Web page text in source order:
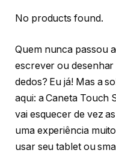
No products found.
Quem nunca passou
escrever ou
dedos? Eu já! Mas a
aqui: a Caneta Touch
vai esquecer de vez
uma experiência
usar seu tablet ou